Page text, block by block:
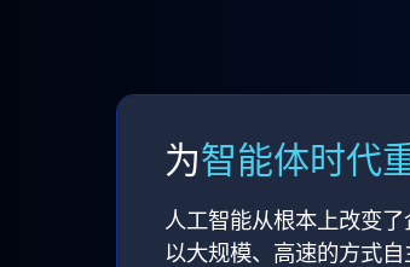
为智能体时代
人工智能从根本上改变
以大规模、高速的方式自